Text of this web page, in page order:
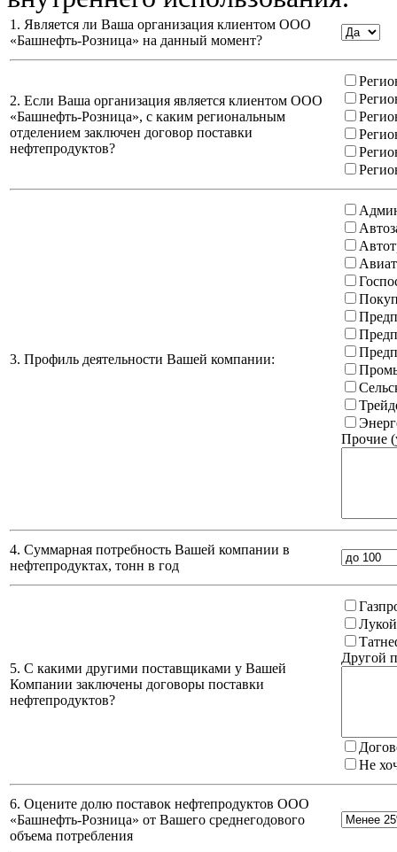
1. Является ли Ваша организация клиентом ООО
«Башнефть-Розница» на данный момент?
2. Если Ваша организация является клиентом ООО
«Башнефть-Розница», с каким региональным
отделением заключен договор поставки
нефтепродуктов?
3. Профиль деятельности Вашей компании:
Прочие
4. Суммарная потребность Вашей компании в
нефтепродуктах, тонн в год
5. С какими другими поставщиками у Вашей
Компании заключены договоры поставки
нефтепродуктов?
Другой
Не
6. Оцените долю поставок нефтепродуктов ООО
«Башнефть-Розница» от Вашего среднегодового
объема потребления